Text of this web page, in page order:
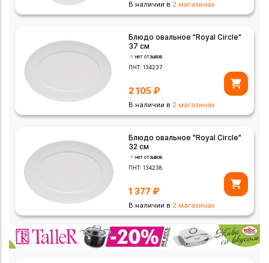
В наличии в 2 магазинах
Блюдо овальное "Royal Circle"
37 см
нет отзывов
ПНТ:134237
2 105 ₽
В наличии в 2 магазинах
Блюдо овальное "Royal Circle"
32 см
нет отзывов
ПНТ:134238
1 377 ₽
В наличии в 2 магазинах